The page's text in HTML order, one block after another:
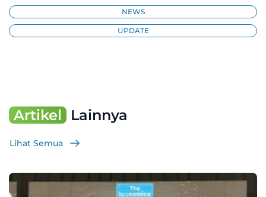
NEWS
UPDATE
Artikel Lainnya
Lihat Semua